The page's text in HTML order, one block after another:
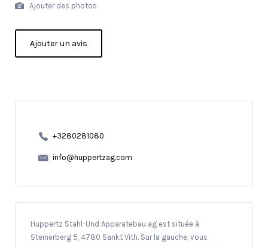
Ajouter des photos
Ajouter un avis
+3280281080
info@huppertzag.com
Huppertz Stahl-Und Apparatebau ag est située à
Steinerberg 5, 4780 Sankt Vith. Sur la gauche, vous